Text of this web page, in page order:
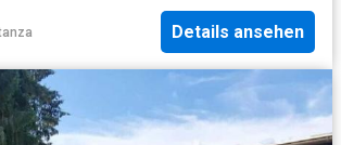
Details ansehen